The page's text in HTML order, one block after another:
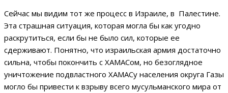
Сейчас мы видим тот же процесс в Израиле, в Палестине.
Эта страшная ситуация, которая могла бы как угодно
раскрутиться, если бы не было сил, которые ее
сдерживают. Понятно, что израильская армия достаточно
сильна, чтобы покончить с ХАМАСом, но безоглядное
уничтожение подвластного ХАМАСу населения округа Газы
могло бы привести к взрыву всего мусульманского мира от